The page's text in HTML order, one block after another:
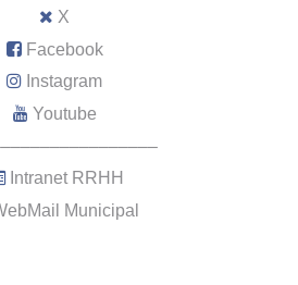
X
Facebook
Instagram
Youtube
Intranet RRHH
Municipal